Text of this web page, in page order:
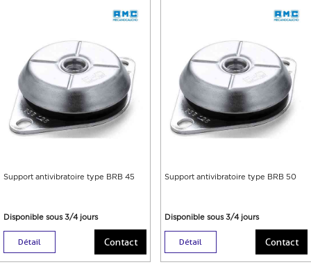
Support antivibratoire type BRB 45
Disponible sous 3/4 jours
Détail Contact
Support antivibratoire type BRB 50
Disponible sous 3/4 jours
Détail Contact